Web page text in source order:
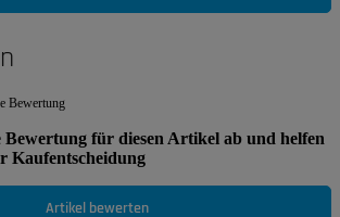
Bewertung
Bewertung für diesen Artikel ab und helfen
Kaufentscheidung
Artikel bewerten